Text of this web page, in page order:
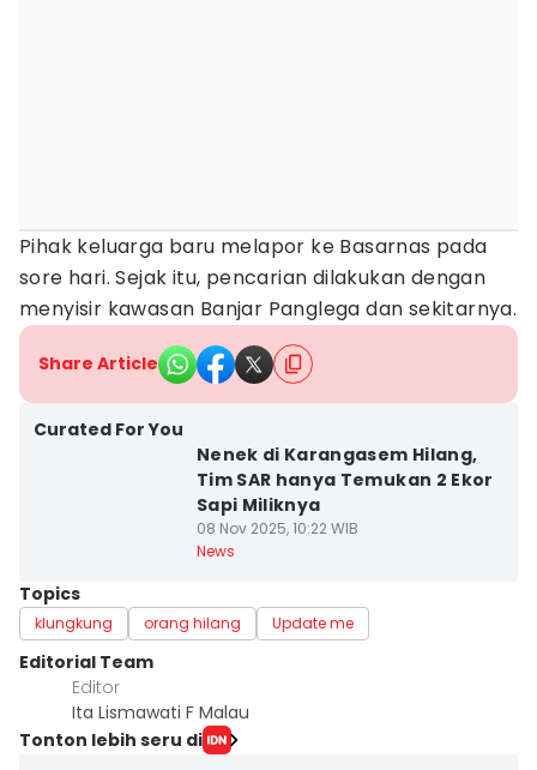
Pihak keluarga baru melapor ke Basarnas pada
sore hari. Sejak itu, pencarian dilakukan dengan
menyisir kawasan Banjar Panglega dan sekitarnya.
Share Article
Curated For You
Nenek di Karangasem Hilang,
Tim SAR hanya Temukan 2 Ekor
Sapi Miliknya
08 Nov 2025, 10:22 WIB
News
Topics
klungkung orang hilang Update me
Editorial Team
Editor
Ita Lismawati F Malau
Tonton lebih seru di